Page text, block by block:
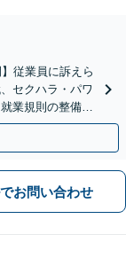
従業員に訴えら
セクハラ・パワ
業規則の整備で
お問い合わせ